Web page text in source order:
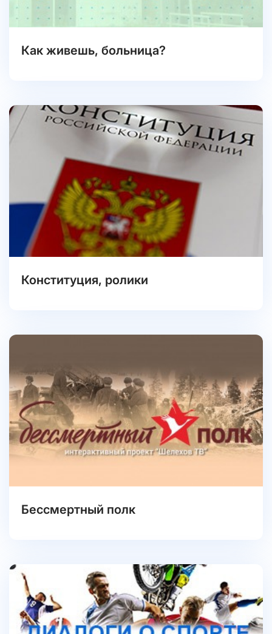
Как живешь, больница?
Конституция, ролики
Бессмертный полк